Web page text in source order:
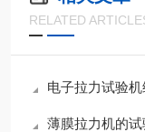
RELATED
电子拉力试验
薄膜拉力机的